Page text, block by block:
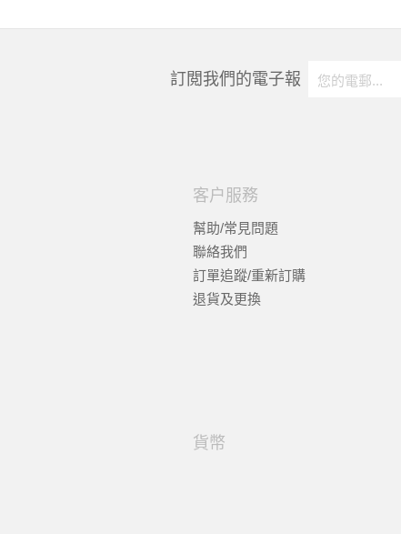
訂閲我們的電子報
客户服務
幫助/常見問題
聯絡我們
訂單追蹤/重新訂購
退貨及更換
貨幣